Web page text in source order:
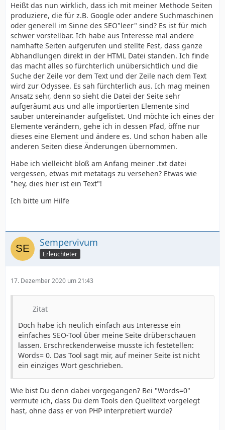
Heißt das nun wirklich, dass ich mit meiner Methode Seiten
produziere, die für z.B. Google oder andere Suchmaschinen
oder generell im Sinne des SEO"leer" sind? Es ist für mich
schwer vorstellbar. Ich habe aus Interesse mal andere
namhafte Seiten aufgerufen und stellte Fest, dass ganze
Abhandlungen direkt in der HTML Datei standen. Ich finde
das macht alles so fürchterlich unübersichtlich und die
Suche der Zeile vor dem Text und der Zeile nach dem Text
wird zur Odyssee. Es sah fürchterlich aus. Ich mag meinen
Ansatz sehr, denn so sieht die Datei der Seite sehr
aufgeräumt aus und alle importierten Elemente sind
sauber untereinander aufgelistet. Und möchte ich eines der
Elemente verändern, gehe ich in dessen Pfad, öffne nur
dieses eine Element und ändere es. Und schon haben alle
anderen Seiten diese Änderungen übernommen.
Habe ich vielleicht bloß am Anfang meiner .txt datei
vergessen, etwas mit metatags zu versehen? Etwas wie
"hey, dies hier ist ein Text"!
Ich bitte um Hilfe
Sempervivum
Erleuchteter
17. Dezember 2020 um 21:43
Zitat
Doch habe ich neulich einfach aus Interesse ein
einfaches SEO-Tool über meine Seite drüberschauen
lassen. Erschreckenderweise musste ich festetellen:
Words= 0. Das Tool sagt mir, auf meiner Seite ist nicht
ein einziges Wort geschrieben.
Wie bist Du denn dabei vorgegangen? Bei "Words=0"
vermute ich, dass Du dem Tools den Quelltext vorgelegt
hast, ohne dass er von PHP interpretiert wurde?